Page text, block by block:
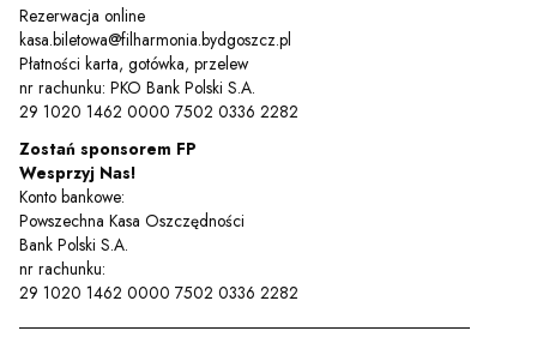
Rezerwacja online
kasa.biletowa@filharmonia.bydgoszcz.pl
Płatności karta, gotówka, przelew
nr rachunku: PKO Bank Polski S.A.
29 1020 1462 0000 7502 0336 2282
Zostań sponsorem FP
Wesprzyj Nas!
Konto bankowe:
Powszechna Kasa Oszczędności
Bank Polski S.A.
nr rachunku:
29 1020 1462 0000 7502 0336 2282